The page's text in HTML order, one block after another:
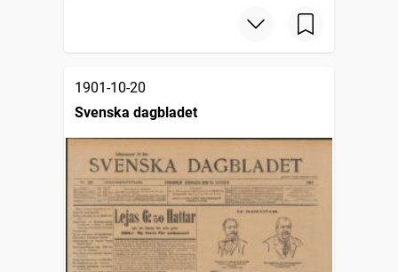
1901-10-20
Svenska dagbladet